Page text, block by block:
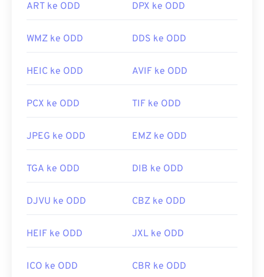
gambar dan menyimpannya sebagai TIFF, JPG,
Anda tidak memiliki akses ke program yang dapat
mengonversinya melalui alat NEF ke JPG
dikonversi ke JPG.
Rilis Awal:2002
nef.html
ART ke ODD DPX ke ODD
WMZ ke ODD DDS ke ODD
HEIC ke ODD AVIF ke ODD
PCX ke ODD TIF ke ODD
JPEG ke ODD EMZ ke ODD
TGA ke ODD DIB ke ODD
DJVU ke ODD CBZ ke ODD
HEIF ke ODD JXL ke ODD
ICO ke ODD CBR ke ODD